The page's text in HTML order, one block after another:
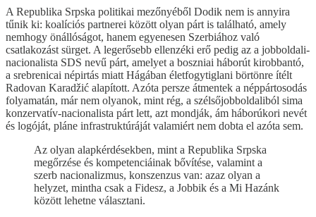
A Republika Srpska politikai mezőnyéből Dodik nem is annyira
tűnik ki: koalíciós partnerei között olyan párt is található, amely
nemhogy önállóságot, hanem egyenesen Szerbiához való
csatlakozást sürget. A legerősebb ellenzéki erő pedig az a jobboldali-
nacionalista SDS nevű párt, amelyet a boszniai háborút kirobbantó,
a srebrenicai népirtás miatt Hágában életfogytiglani börtönre ítélt
Radovan Karadžić alapított. Azóta persze átmentek a néppártosodás
folyamatán, már nem olyanok, mint rég, a szélsőjobboldaliból sima
konzervatív-nacionalista párt lett, azt mondják, ám háborúkori nevét
és logóját, pláne infrastruktúráját valamiért nem dobta el azóta sem.
Az olyan alapkérdésekben, mint a Republika Srpska
megőrzése és kompetenciáinak bővítése, valamint a
szerb nacionalizmus, konszenzus van: azaz olyan a
helyzet, mintha csak a Fidesz, a Jobbik és a Mi Hazánk
között lehetne választani.